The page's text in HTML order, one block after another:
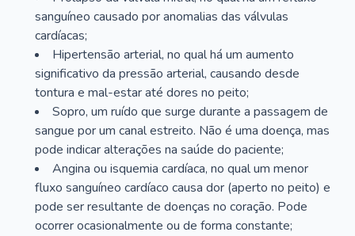
sanguíneo causado por anomalias das válvulas
cardíacas;
Hipertensão arterial, no qual há um aumento
significativo da pressão arterial, causando desde
tontura e mal-estar até dores no peito;
Sopro, um ruído que surge durante a passagem de
sangue por um canal estreito. Não é uma doença, mas
pode indicar alterações na saúde do paciente;
Angina ou isquemia cardíaca, no qual um menor
fluxo sanguíneo cardíaco causa dor (aperto no peito) e
pode ser resultante de doenças no coração. Pode
ocorrer ocasionalmente ou de forma constante;